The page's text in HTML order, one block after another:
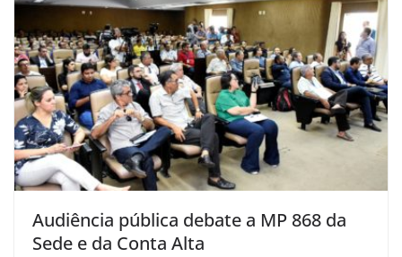
Audiência pública debate a MP 868 da
Sede e da Conta Alta